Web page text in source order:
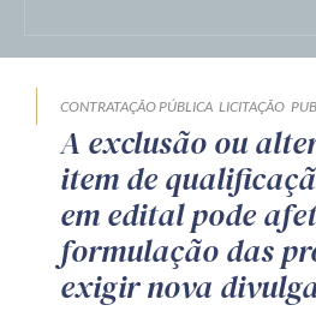
CONTRATAÇÃO PÚBLICA LICITAÇÃO
A exclusão ou
item de
em edital pode
formulação das
exigir nova